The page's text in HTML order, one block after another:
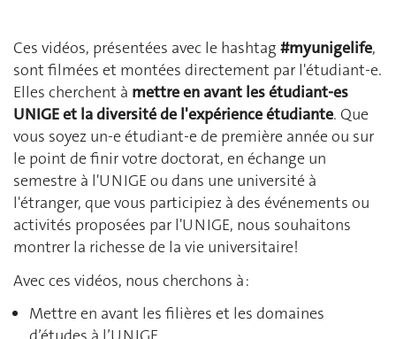
Ces vidéos, présentées avec le hashtag #myunigelife,
sont filmées et montées directement par l'étudiant-e.
Elles cherchent à mettre en avant les étudiant-es
UNIGE et la diversité de l'expérience étudiante. Que
vous soyez un-e étudiant-e de première année ou sur
le point de finir votre doctorat, en échange un
semestre à l'UNIGE ou dans une université à
l'étranger, que vous participiez à des événements ou
activités proposées par l'UNIGE, nous souhaitons
montrer la richesse de la vie universitaire!
Avec ces vidéos, nous cherchons à :
Mettre en avant les filières et les domaines